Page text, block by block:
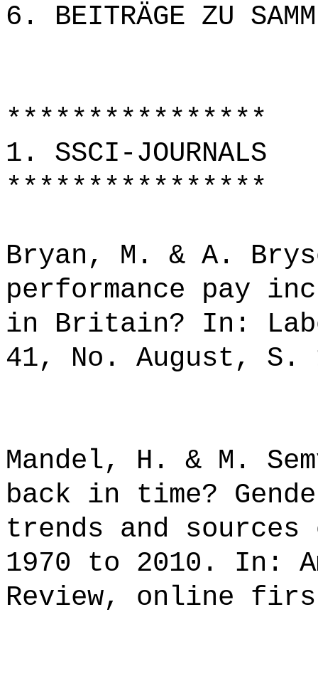
6. BEITRÄGE ZU
****************
1. SSCI-JOURNALS
****************
Bryan, M. & A.
performance pay
in Britain? In:
41, No. August, S.
Mandel, H. & M.
back in time?
trends and
1970 to 2010. In:
Review, online